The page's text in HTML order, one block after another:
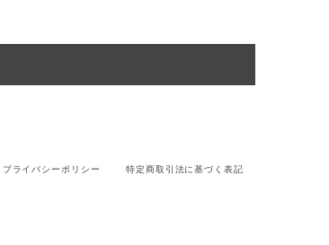
プライバシーポリシー 特定商取引法に基づく表記